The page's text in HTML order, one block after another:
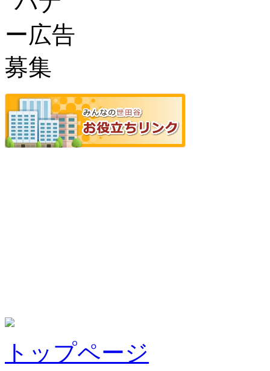
トップページ